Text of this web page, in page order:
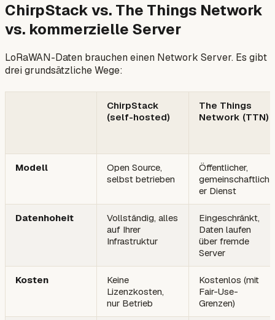
ChirpStack vs. The Things Network
vs. kommerzielle Server
LoRaWAN-Daten brauchen einen Network Server. Es gibt
drei grundsätzliche Wege:
ChirpStack
(self-hosted)
The Things
Network (TTN)
Modell
Open Source,
selbst betrieben
Öffentlicher,
gemeinschaftlich
er Dienst
Datenhoheit
Vollständig, alles
auf Ihrer
Infrastruktur
Eingeschränkt,
Daten laufen
über fremde
Server
Kosten
Keine
Lizenzkosten,
nur Betrieb
Kostenlos (mit
Fair-Use-
Grenzen)